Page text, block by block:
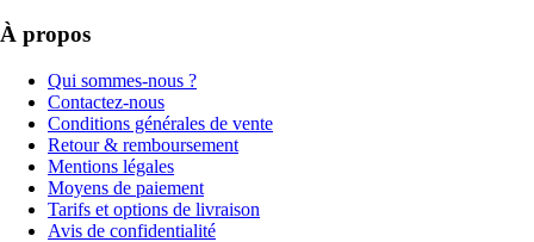
À propos
Qui sommes-nous ?
Contactez-nous
Conditions générales de vente
Retour & remboursement
Mentions légales
Moyens de paiement
Tarifs et options de livraison
Avis de confidentialité